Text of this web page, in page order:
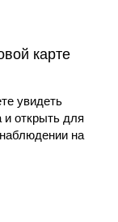
карте
увидеть
и открыть для
на